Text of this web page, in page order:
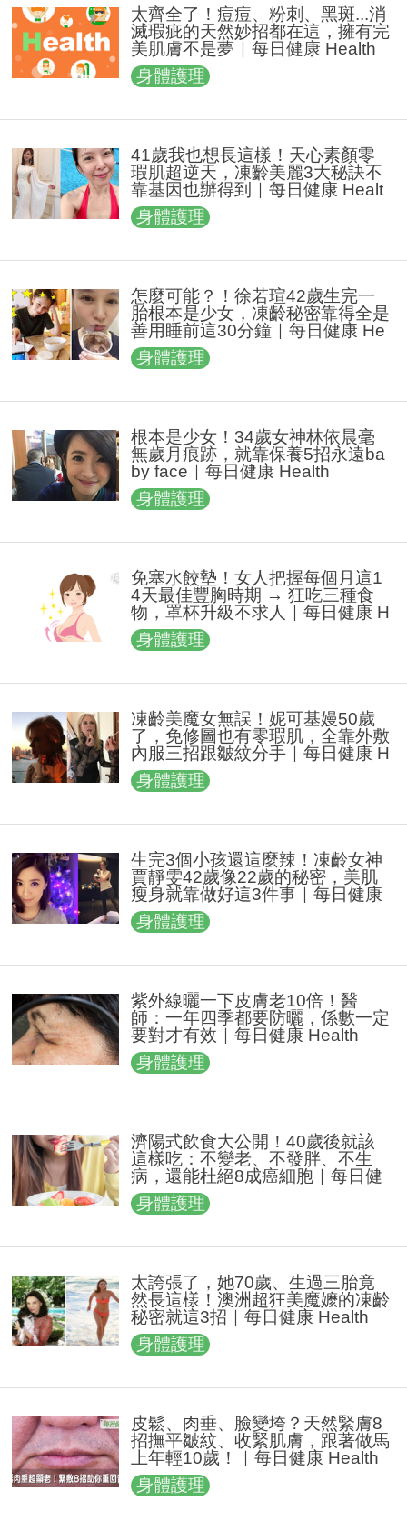
太齊全了！痘痘、粉刺、黑斑...消
滅瑕疵的天然妙招都在這，擁有完
美肌膚不是夢｜每日健康 Health
身體護理
41歲我也想長這樣！天心素顏零
瑕肌超逆天，凍齡美麗3大秘訣不
靠基因也辦得到｜每日健康 Healt
h
身體護理
怎麼可能？！徐若瑄42歲生完一
胎根本是少女，凍齡秘密靠得全是
善用睡前這30分鐘｜每日健康 He
alth
身體護理
根本是少女！34歲女神林依晨毫
無歲月痕跡，就靠保養5招永遠ba
by face｜每日健康 Health
身體護理
免塞水餃墊！女人把握每個月這1
4天最佳豐胸時期 → 狂吃三種食
物，罩杯升級不求人｜每日健康 H
ealth
身體護理
凍齡美魔女無誤！妮可基嫚50歲
了，免修圖也有零瑕肌，全靠外敷
內服三招跟皺紋分手｜每日健康 H
ealth
身體護理
生完3個小孩還這麼辣！凍齡女神
賈靜雯42歲像22歲的秘密，美肌
瘦身就靠做好這3件事｜每日健康
Health
身體護理
紫外線曬一下皮膚老10倍！醫
師：一年四季都要防曬，係數一定
要對才有效｜每日健康 Health
身體護理
濟陽式飲食大公開！40歲後就該
這樣吃：不變老、不發胖、不生
病，還能杜絕8成癌細胞｜每日健
康 Health
身體護理
太誇張了，她70歲、生過三胎竟
然長這樣！澳洲超狂美魔嬤的凍齡
秘密就這3招｜每日健康 Health
身體護理
皮鬆、肉垂、臉變垮？天然緊膚8
招撫平皺紋、收緊肌膚，跟著做馬
上年輕10歲！｜每日健康 Health
身體護理